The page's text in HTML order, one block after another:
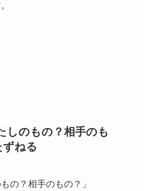
しのもの？相手のも
ねる
の？相手のもの？」